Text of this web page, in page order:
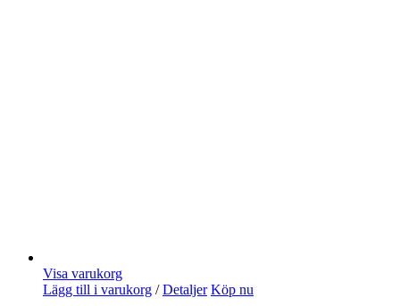
Visa varukorg
Lägg till i varukorg / Detaljer Köp nu